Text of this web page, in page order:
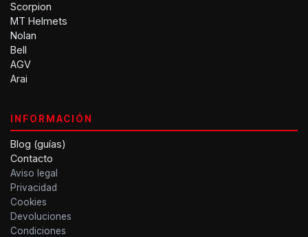
Scorpion
MT Helmets
Nolan
Bell
AGV
Arai
INFORMACIÓN
Blog (guías)
Contacto
Aviso legal
Privacidad
Cookies
Devoluciones
Condiciones